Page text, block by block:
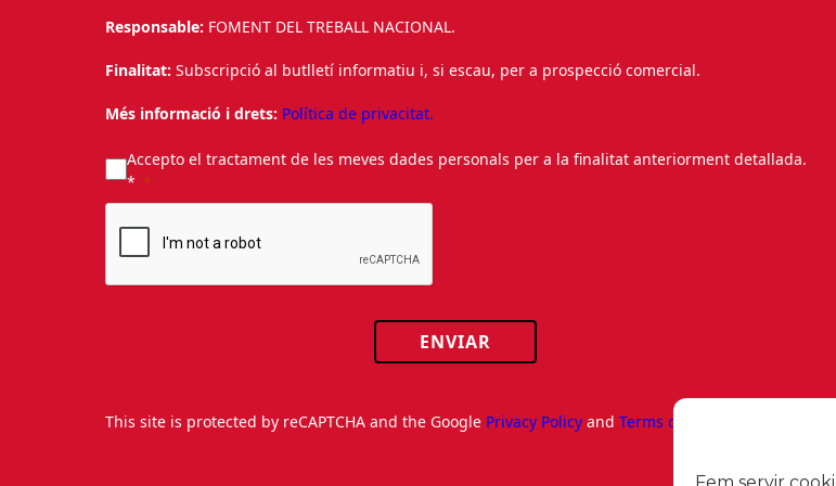
Responsable: FOMENT DEL TREBALL NACIONAL.
Finalitat: Subscripció al butlletí informatiu i, si escau, per a prospecció comercial.
Més informació i drets: Política de privacitat.
Accepto el tractament de les meves dades personals per a la finalitat anteriorment detallada.
*
ENVIAR
This site is protected by reCAPTCHA and the Google Privacy Policy andTerms of Service